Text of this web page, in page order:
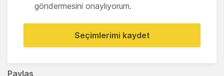
Paylaş
göndermesini onaylıyorum.
Seçimlerimi kaydet